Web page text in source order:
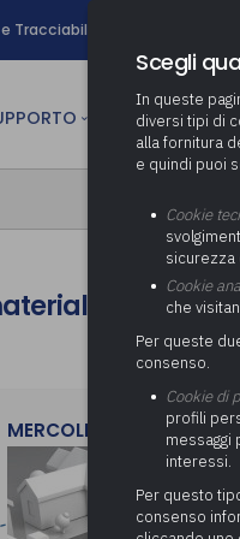
e Tracciabilità
ai
CULTURA
per le
MERCOLEDì 29 LUGLIO
Scegli
In queste
diversi tipi di
alla fornitura
e quindi puoi
Cookie
sicurezza
Cookie
che
Per queste
consenso.
Cookie di
profili
messaggi
interessi.
Per questo
consenso